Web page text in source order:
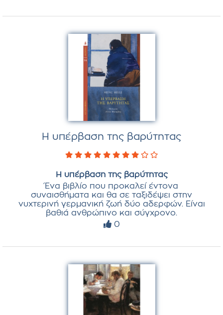
Η υπέρβαση της βαρύτητας
Η υπέρβαση της βαρύτητας
Ένα βιβλίο που προκαλεί έντονα
συναισθήματα και θα σε ταξιδέψει στην
νυχτερινή γερμανική ζωή δύο αδερφών. Είναι
βαθιά ανθρώπινο και σύγχρονο.
0